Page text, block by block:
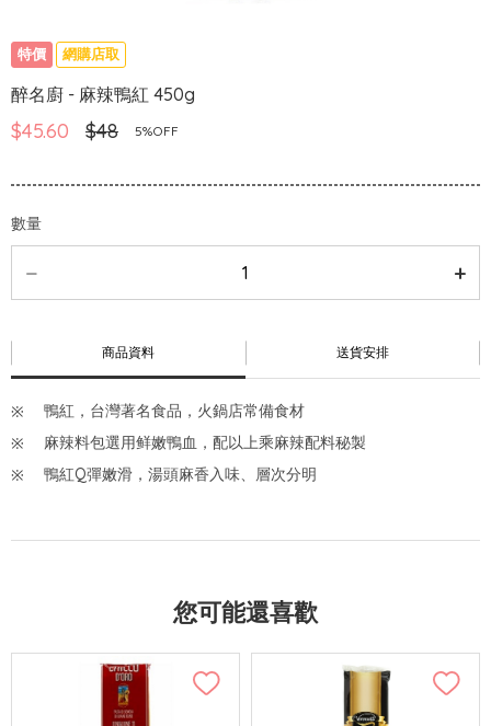
特價 網購店取
醉名廚 - 麻辣鴨紅 450g
$45.60 $48 5%OFF
數量
商品資料 送貨安排
鴨紅，台灣著名食品，火鍋店常備食材
麻辣料包選用鲜嫩鴨血，配以上乘麻辣配料秘製
鴨紅Q彈嫩滑，湯頭麻香入味、層次分明
您可能還喜歡